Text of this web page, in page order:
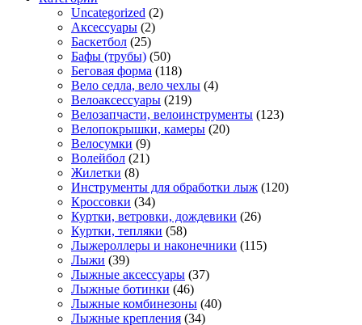
Uncategorized (2)
Аксессуары (2)
Баскетбол (25)
Бафы (трубы) (50)
Беговая форма (118)
Вело седла, вело чехлы (4)
Велоаксессуары (219)
Велозапчасти, велоинструменты (123)
Велопокрышки, камеры (20)
Велосумки (9)
Волейбол (21)
Жилетки (8)
Инструменты для обработки лыж (120)
Кроссовки (34)
Куртки, ветровки, дождевики (26)
Куртки, тепляки (58)
Лыжероллеры и наконечники (115)
Лыжи (39)
Лыжные аксессуары (37)
Лыжные ботинки (46)
Лыжные комбинезоны (40)
Лыжные крепления (34)